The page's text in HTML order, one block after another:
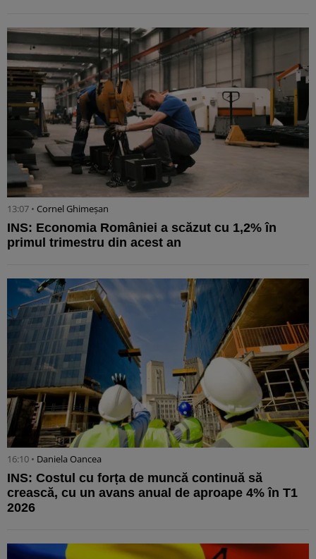
13:07 • Cornel Ghimeșan
INS: Economia României a scăzut cu 1,2% în
primul trimestru din acest an
16:10 • Daniela Oancea
INS: Costul cu forța de muncă continuă să
crească, cu un avans anual de aproape 4% în T1
2026